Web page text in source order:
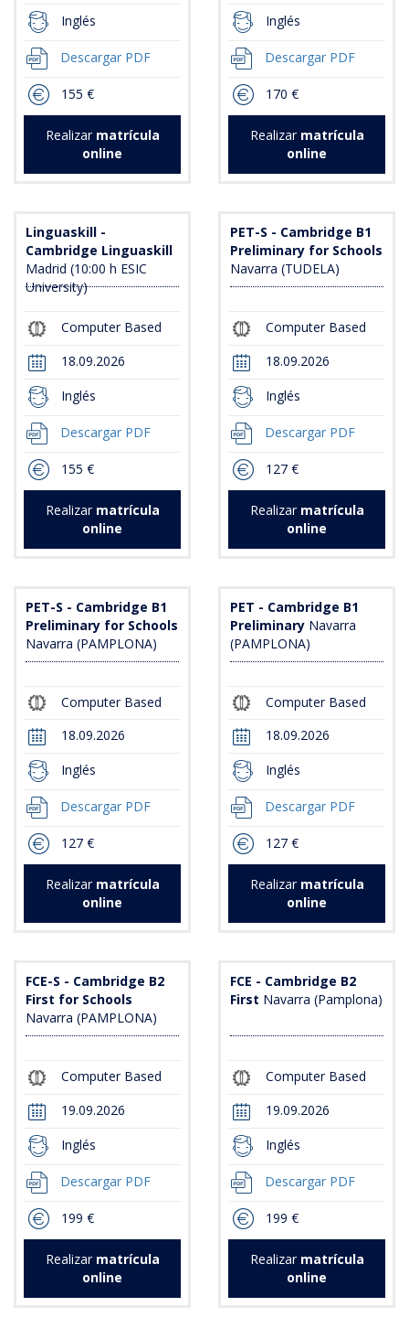
Inglés
Descargar PDF
155 €
Realizar matrícula
online
Inglés
Descargar PDF
170 €
Realizar matrícula
online
Linguaskill -
Cambridge Linguaskill
Madrid (10:00 h ESIC
University)
Computer Based
18.09.2026
Inglés
Descargar PDF
155 €
Realizar matrícula
online
PET-S - Cambridge B1
Preliminary for Schools
Navarra (TUDELA)
Computer Based
18.09.2026
Inglés
Descargar PDF
127 €
Realizar matrícula
online
PET-S - Cambridge B1
Preliminary for Schools
Navarra (PAMPLONA)
Computer Based
18.09.2026
Inglés
Descargar PDF
127 €
Realizar matrícula
online
PET - Cambridge B1
Preliminary Navarra
(PAMPLONA)
Computer Based
18.09.2026
Inglés
Descargar PDF
127 €
Realizar matrícula
online
FCE-S - Cambridge B2
First for Schools
Navarra (PAMPLONA)
Computer Based
19.09.2026
Inglés
Descargar PDF
199 €
Realizar matrícula
online
FCE - Cambridge B2
First Navarra (Pamplona)
Computer Based
19.09.2026
Inglés
Descargar PDF
199 €
Realizar matrícula
online